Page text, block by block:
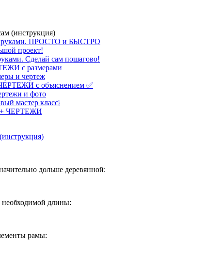
(инструкция)
руками. ПРОСТО и БЫСТРО
проект!
Сделай сам пошагово!
с размерами
и чертеж
ЧЕРТЕЖИ с объяснением ✅
и фото
мастер класс❕
+ ЧЕРТЕЖИ
дольше деревянной:
необходимой длины:
рамы: